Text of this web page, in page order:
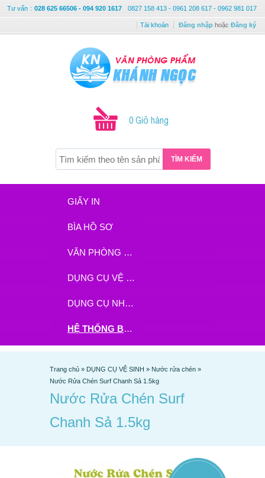
Tư vấn : 028 625 66506 - 094 920 1617 0827 158 413 - 0961 208 617 - 0962 981 017
Tài khoản Đăng nhập hoặc Đăng ký
0 Giỏ hàng
TÌM KIẾM
GIẤY IN
BÌA HỒ SƠ
VĂN PHÒNG PHẨM
DỤNG CỤ VỆ SINH
DỤNG CỤ NHÀ BẾP
HỆ THỐNG BHX - TGDĐ ĐẶT HÀNG TẠI ĐÂY
Trang chủ » DỤNG CỤ VỆ SINH » Nước rửa chén »
Nước Rửa Chén Surf Chanh Sả 1.5kg
Nước Rửa Chén Surf
Chanh Sả 1.5kg